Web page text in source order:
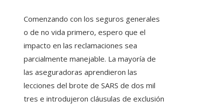
Comenzando con los seguros generales
o de no vida primero, espero que el
impacto en las reclamaciones sea
parcialmente manejable. La mayoría de
las aseguradoras aprendieron las
lecciones del brote de SARS de dos mil
tres e introdujeron cláusulas de exclusión